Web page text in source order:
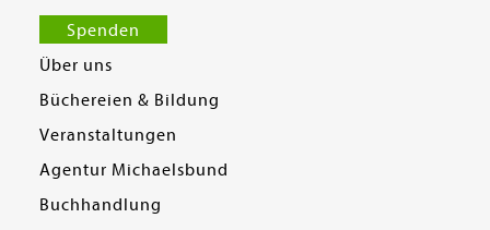
Spenden
Über uns
Büchereien & Bildung
Veranstaltungen
Agentur Michaelsbund
Buchhandlung